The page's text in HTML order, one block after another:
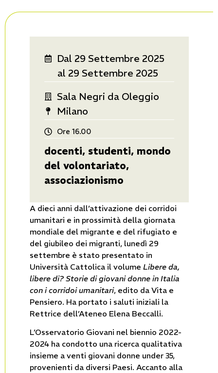
Dal 29 Settembre 2025
al 29 Settembre 2025
Sala Negri da Oleggio
Milano
Ore 16.00
docenti, studenti, mondo
del volontariato,
associazionismo
A dieci anni dall’attivazione dei corridoi
umanitari e in prossimità della giornata
mondiale del migrante e del rifugiato e
del giubileo dei migranti, lunedì 29
settembre è stato presentato in
Università Cattolica il volume Libere da,
libere di? Storie di giovani donne in Italia
con i corridoi umanitari, edito da Vita e
Pensiero. Ha portato i saluti iniziali la
Rettrice dell’Ateneo Elena Beccalli.
L’Osservatorio Giovani nel biennio 2022-
2024 ha condotto una ricerca qualitativa
insieme a venti giovani donne under 35,
provenienti da diversi Paesi. Accanto alla